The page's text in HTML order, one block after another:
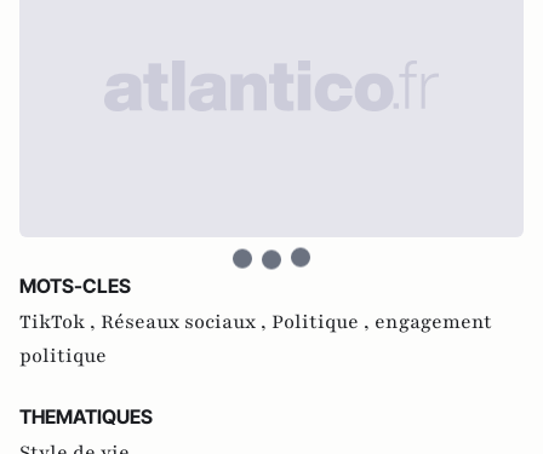
MOTS-CLES
TikTok , Réseaux sociaux , Politique , engagement
politique
THEMATIQUES